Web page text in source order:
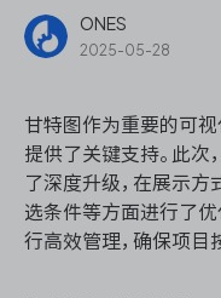
敏捷研发管理
瀑布项目管理
测试管理
ONES
2025-05-28
甘特图作为重要的可视
提供了关键支持。 此次
了深度升级，在展示方
选条件等方面进行了
行高效管理，确保项目